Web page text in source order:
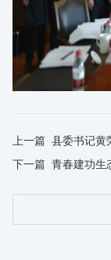
上一篇 县委书记黄
下一篇 青春建功生